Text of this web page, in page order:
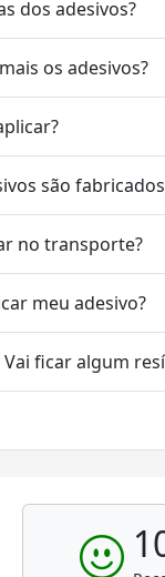
dos adesivos?
os adesivos?
são
no transporte?
meu adesivo?
ficar algum